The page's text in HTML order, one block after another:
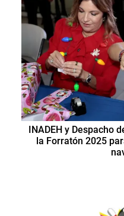
INADEH y Despacho
la Forratón 2025